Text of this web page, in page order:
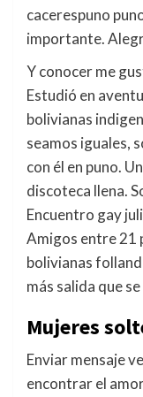
cacerespuno
importante.
Y conocer me
Estudió en
bolivianas
seamos iguales,
con él en puno.
discoteca llena.
Encuentro gay
Amigos entre 21
bolivianas
más salida que
Mujeres
Enviar mensaje
encontrar el